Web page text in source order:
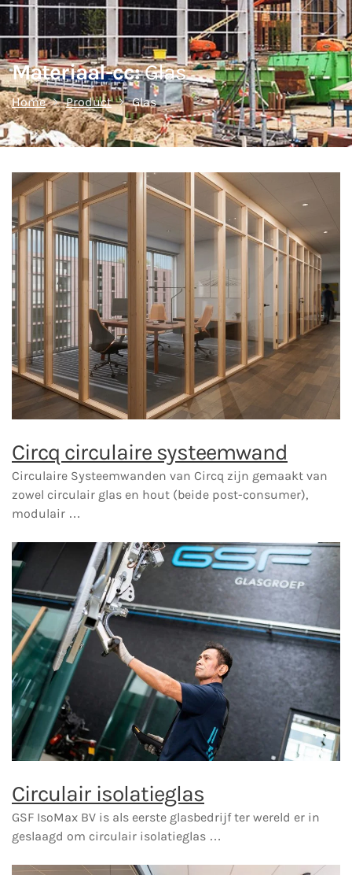
Materiaal-cc:Glas
Home Product Glas
Circq circulaire systeemwand
Circulaire Systeemwanden van Circq zijn gemaakt van
zowel circulair glas en hout (beide post-consumer),
modulair …
Circulair isolatieglas
GSF IsoMax BV is als eerste glasbedrijf ter wereld er in
geslaagd om circulair isolatieglas …